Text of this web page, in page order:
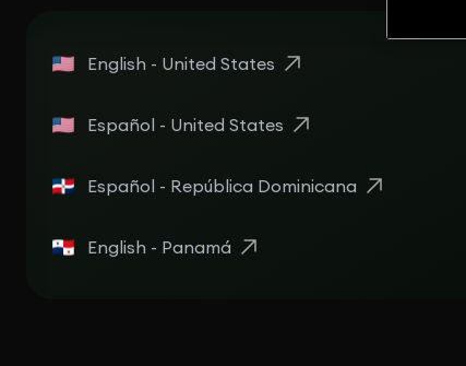
English - United States
Español - United States
Español - República Dominicana
English - Panamá